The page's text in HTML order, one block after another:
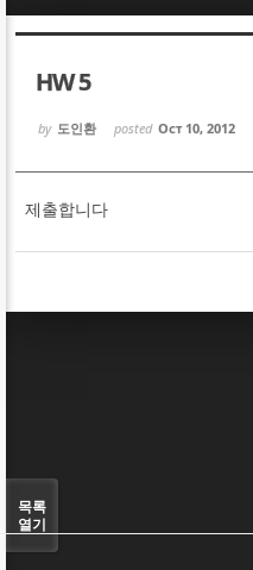
HW 5
by 도인환 posted Oct 10, 2012
제출합니다
목록
열기
Sketchbook5,
Sketchbook5,
Sketchbook5,
Sketchbook5,